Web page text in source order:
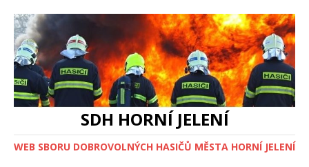
SDH HORNÍ JELENÍ
WEB SBORU DOBROVOLNÝCH HASIČŮ MĚSTA HORNÍ JELENÍ